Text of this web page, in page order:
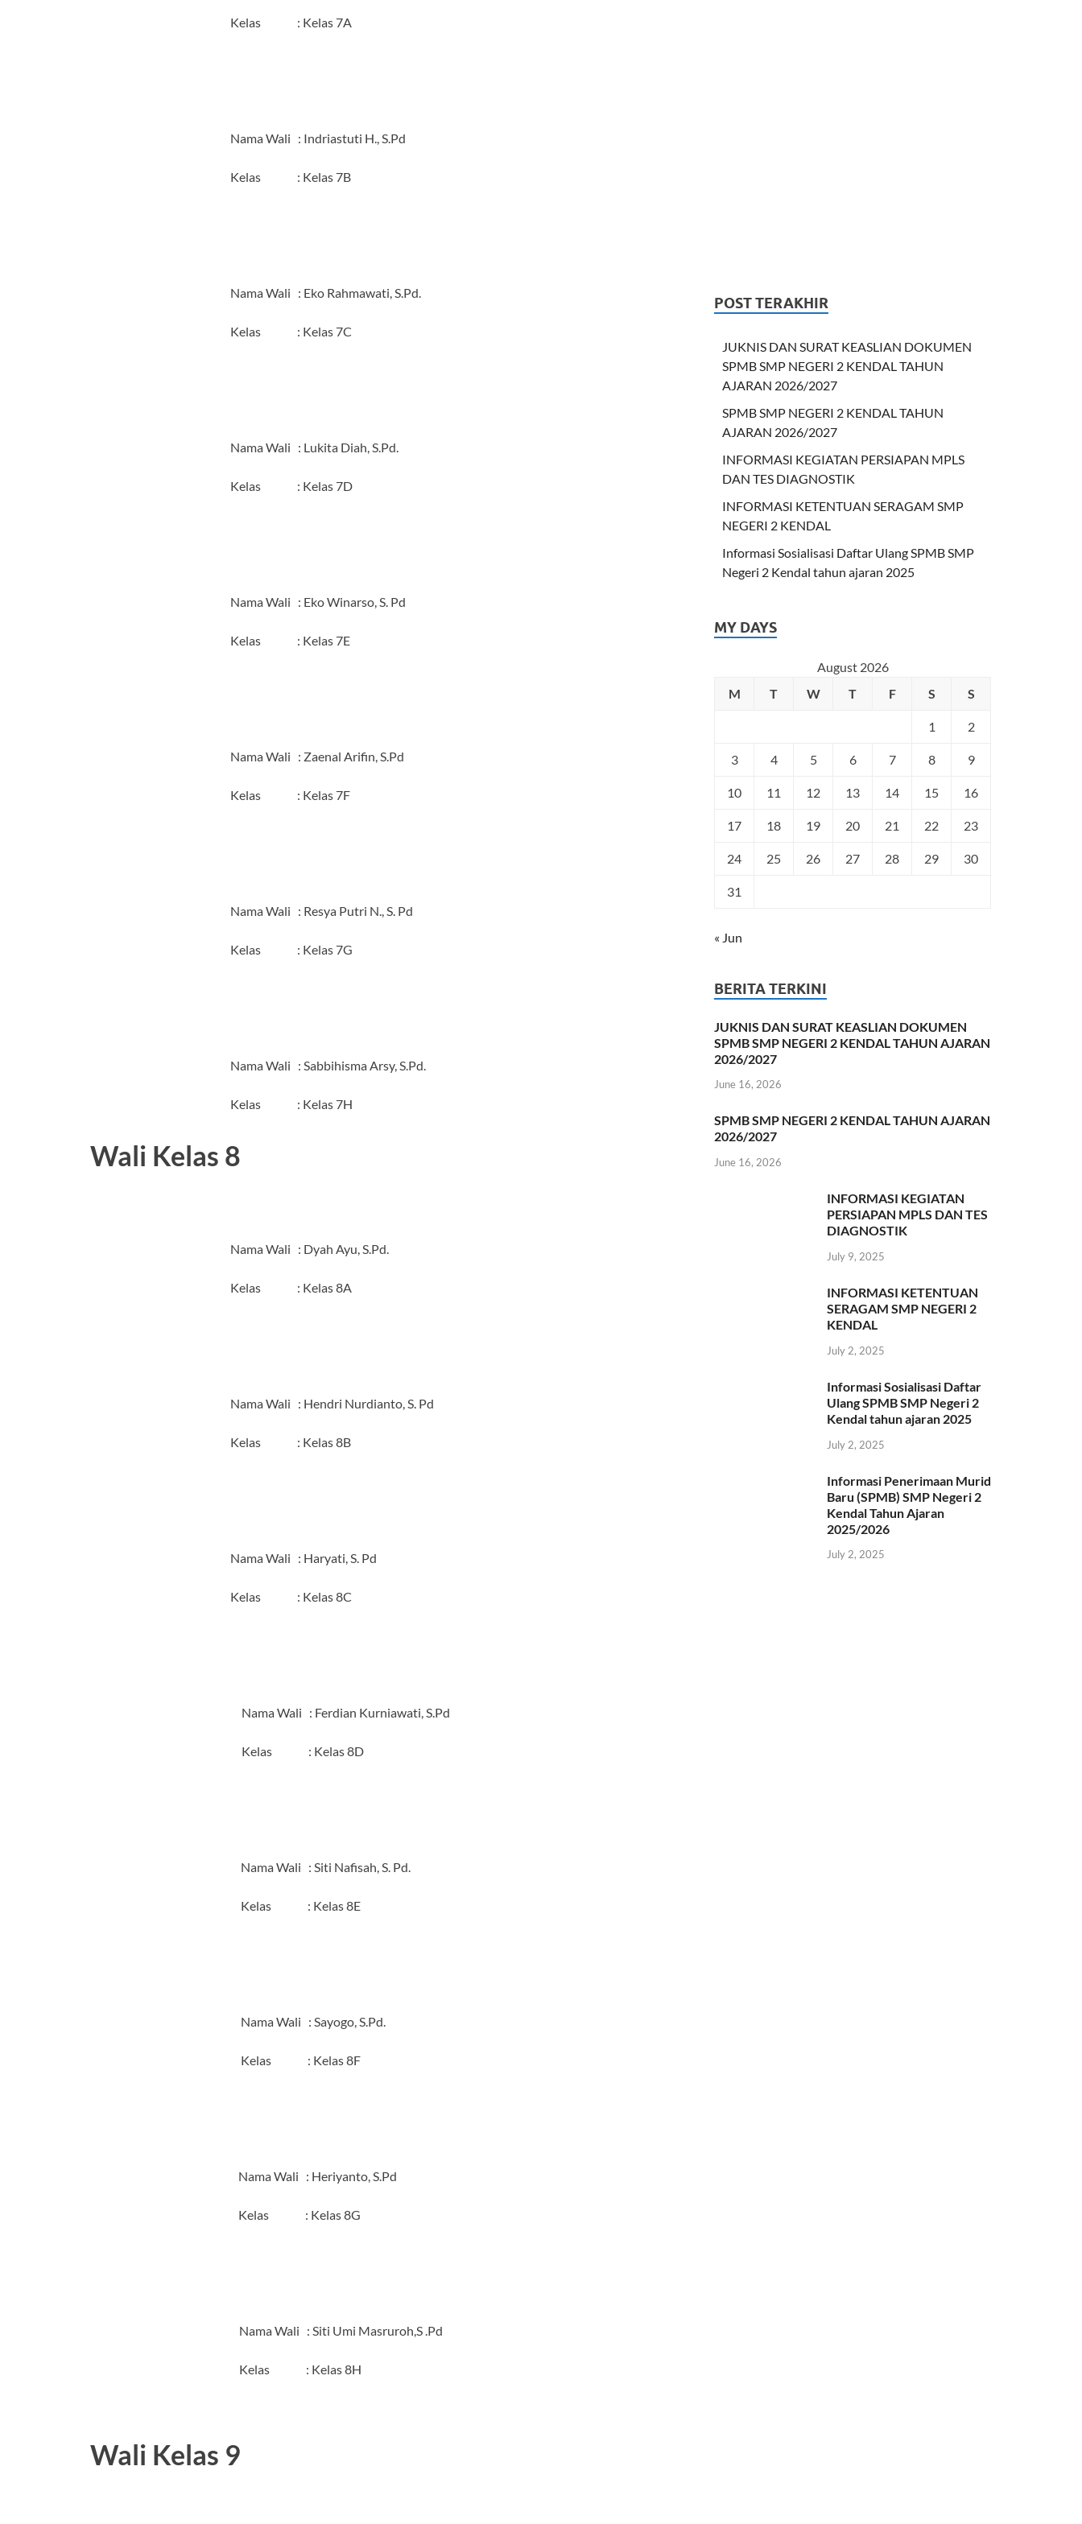
Kelas : Kelas 7A
Nama Wali : Indriastuti H., S.Pd
Kelas : Kelas 7B
Nama Wali : Eko Rahmawati, S.Pd.
Kelas : Kelas 7C
Nama Wali : Lukita Diah, S.Pd.
Kelas : Kelas 7D
Nama Wali : Eko Winarso, S. Pd
Kelas : Kelas 7E
Nama Wali : Zaenal Arifin, S.Pd
Kelas : Kelas 7F
Nama Wali : Resya Putri N., S. Pd
Kelas : Kelas 7G
Nama Wali : Sabbihisma Arsy, S.Pd.
Kelas : Kelas 7H
Wali Kelas 8
Nama Wali : Dyah Ayu, S.Pd.
Kelas : Kelas 8A
Nama Wali : Hendri Nurdianto, S. Pd
Kelas : Kelas 8B
Nama Wali : Haryati, S. Pd
Kelas : Kelas 8C
Nama Wali : Ferdian Kurniawati, S.Pd
Kelas : Kelas 8D
Nama Wali : Siti Nafisah, S. Pd.
Kelas : Kelas 8E
Nama Wali : Sayogo, S.Pd.
Kelas : Kelas 8F
Nama Wali : Heriyanto, S.Pd
Kelas : Kelas 8G
Nama Wali : Siti Umi Masruroh,S .Pd
Kelas : Kelas 8H
Wali Kelas 9
POST TERAKHIR
JUKNIS DAN SURAT KEASLIAN DOKUMEN
SPMB SMP NEGERI 2 KENDAL TAHUN
AJARAN 2026/2027
SPMB SMP NEGERI 2 KENDAL TAHUN
AJARAN 2026/2027
INFORMASI KEGIATAN PERSIAPAN MPLS
DAN TES DIAGNOSTIK
INFORMASI KETENTUAN SERAGAM SMP
NEGERI 2 KENDAL
Informasi Sosialisasi Daftar Ulang SPMB SMP
Negeri 2 Kendal tahun ajaran 2025
MY DAYS
August 2026
M
T W T F S S
1 2
3 4 5 6 7 8 9
10 11 12 13 14 15 16
17 18 19 20 21 22 23
24 25 26 27 28 29 30
31
« Jun
BERITA TERKINI
JUKNIS DAN SURAT KEASLIAN DOKUMEN
SPMB SMP NEGERI 2 KENDAL TAHUN AJARAN
2026/2027
June 16, 2026
SPMB SMP NEGERI 2 KENDAL TAHUN AJARAN
2026/2027
June 16, 2026
INFORMASI KEGIATAN
PERSIAPAN MPLS DAN TES
DIAGNOSTIK
July 9, 2025
INFORMASI KETENTUAN
SERAGAM SMP NEGERI 2
KENDAL
July 2, 2025
Informasi Sosialisasi Daftar
Ulang SPMB SMP Negeri 2
Kendal tahun ajaran 2025
July 2, 2025
Informasi Penerimaan Murid
Baru (SPMB) SMP Negeri 2
Kendal Tahun Ajaran
2025/2026
July 2, 2025